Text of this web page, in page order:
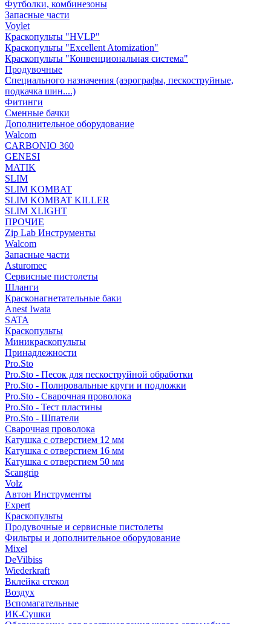
Футболки, комбинезоны
Запасные части
Voylet
Краскопульты "HVLP"
Краскопульты "Excellent Atomization"
Краскопульты "Конвенциональная система"
Продувочные
Специального назначения (аэрографы, пескоструйные,
подкачка шин....)
Фитинги
Сменные бачки
Дополнительное оборудование
Walcom
CARBONIO 360
GENESI
MATIK
SLIM
SLIM KOMBAT
SLIM KOMBAT KILLER
SLIM XLIGHT
ПРОЧИЕ
Zip Lab Инструменты
Walсom
Запасные части
Asturomec
Сервисные пистолеты
Шланги
Красконагнетательные баки
Anest Iwata
SATA
Краскопульты
Миникраскопульты
Принадлежности
Pro.Sto
Pro.Sto - Песок для пескоструйной обработки
Pro.Sto - Полировальные круги и подложки
Pro.Sto - Сварочная проволока
Pro.Sto - Тест пластины
Pro.Sto - Шпатели
Сварочная проволока
Катушка с отверстием 12 мм
Катушка с отверстием 16 мм
Катушка с отверстием 50 мм
Scangrip
Volz
Автон Инструменты
Expert
Краскопульты
Продувочные и сервисные пистолеты
Фильтры и дополнительное оборудование
Mixel
DeVilbiss
Wiederkraft
Вклейка стекол
Воздух
Вспомагательные
ИК-Сушки